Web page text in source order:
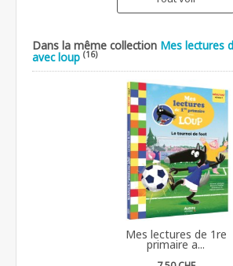
Dans la même collection Mes lectures
avec loup (16)
Mes lectures de 1re
primaire a...